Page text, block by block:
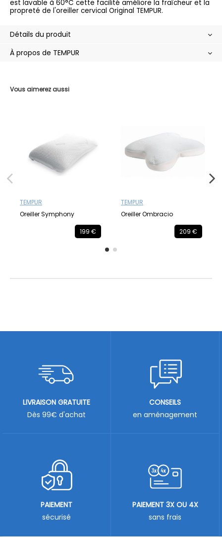
Vous aimerez aussi
TEMPUR
Oreiller Symphony
199 €
TEMPUR
Oreiller Ombracio
209 €
est lavable à 60°C cette facilité améliore la fraîcheur et la
propreté de l'oreiller cervical Original TEMPUR.
Détails du produit
À propos de TEMPUR
LIVRAISON GRATUITE
Dès 99€ d'achat
CONSEILS
en aménagement
PAIEMENT
sécurisé
PAIEMENT 3X OU 4X
sans frais